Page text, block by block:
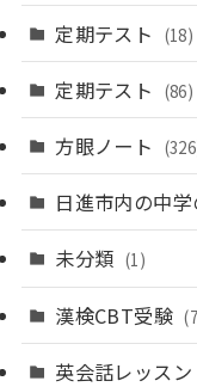
定期テスト (18)
定期テスト (86)
方眼ノート
日進市内の中
未分類 (1)
漢検CBT受験
英会話レッスン